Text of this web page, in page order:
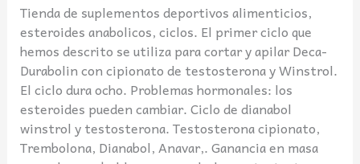
Tienda de suplementos deportivos alimenticios,
esteroides anabolicos, ciclos. El primer ciclo que
hemos descrito se utiliza para cortar y apilar Deca-
Durabolin con cipionato de testosterona y Winstrol.
El ciclo dura ocho. Problemas hormonales: los
esteroides pueden cambiar. Ciclo de dianabol
winstrol y testosterona. Testosterona cipionato,
Trembolona, Dianabol, Anavar,. Ganancia en masa